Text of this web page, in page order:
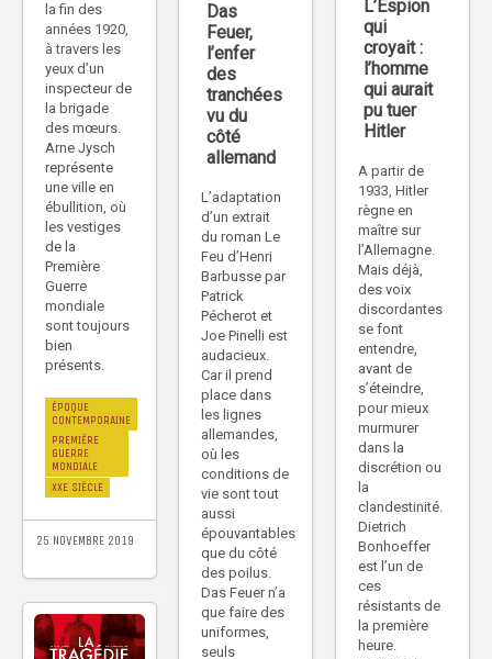
la fin des
années 1920,
à travers les
yeux d’un
inspecteur de
la brigade
des mœurs.
Arne Jysch
représente
une ville en
ébullition, où
les vestiges
de la
Première
Guerre
mondiale
sont toujours
bien
présents.
ÉPOQUE
CONTEMPORAINE
PREMIÈRE
GUERRE
MONDIALE
XXE SIÈCLE
25 NOVEMBRE 2019
L’Espion
qui
croyait :
l’homme
qui aurait
pu tuer
Hitler
A partir de
1933, Hitler
règne en
maître sur
l’Allemagne.
Mais déjà,
des voix
discordantes
se font
entendre,
avant de
s’éteindre,
pour mieux
murmurer
dans la
discrétion ou
la
clandestinité.
Dietrich
Bonhoeffer
est l’un de
ces
résistants de
la première
heure.
Das
Feuer,
l’enfer
des
tranchées
vu du
côté
allemand
L’adaptation
d’un extrait
du roman Le
Feu d’Henri
Barbusse par
Patrick
Pécherot et
Joe Pinelli est
audacieux.
Car il prend
place dans
les lignes
allemandes,
où les
conditions de
vie sont tout
aussi
épouvantables
que du côté
des poilus.
Das Feuer n’a
que faire des
uniformes,
seuls